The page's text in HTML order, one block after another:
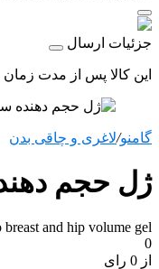
جزئیات ارسال
این کالا پس از مدت
گامنو/لاغری و چاقی بدن
ژل حجم
breast and hip volume gel
0
از 0 رای